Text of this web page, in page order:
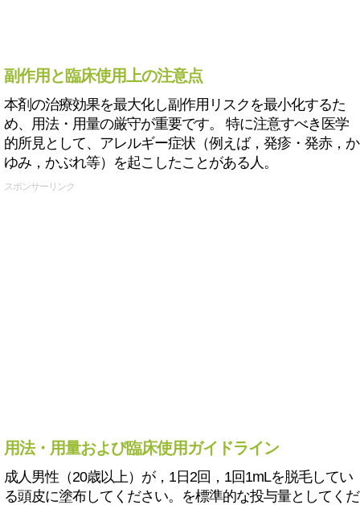
副作用と臨床使用上の注意点
本剤の治療効果を最大化し副作用リスクを最小化するた
め、用法・用量の厳守が重要です。 特に注意すべき医学
的所見として、アレルギー症状（例えば，発疹・発赤，か
ゆみ，かぶれ等）を起こしたことがある人。
スポンサーリンク
用法・用量および臨床使用ガイドライン
成人男性（20歳以上）が，1日2回，1回1mLを脱毛してい
る頭皮に塗布してください。を標準的な投与量としてくだ